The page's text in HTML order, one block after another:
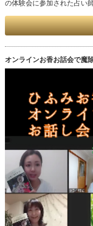
の体験会に参加された占い
オンラインお香お話会で魔